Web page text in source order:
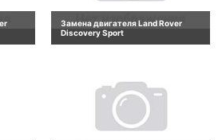
Замена двигателя Land Rover
Discovery Sport